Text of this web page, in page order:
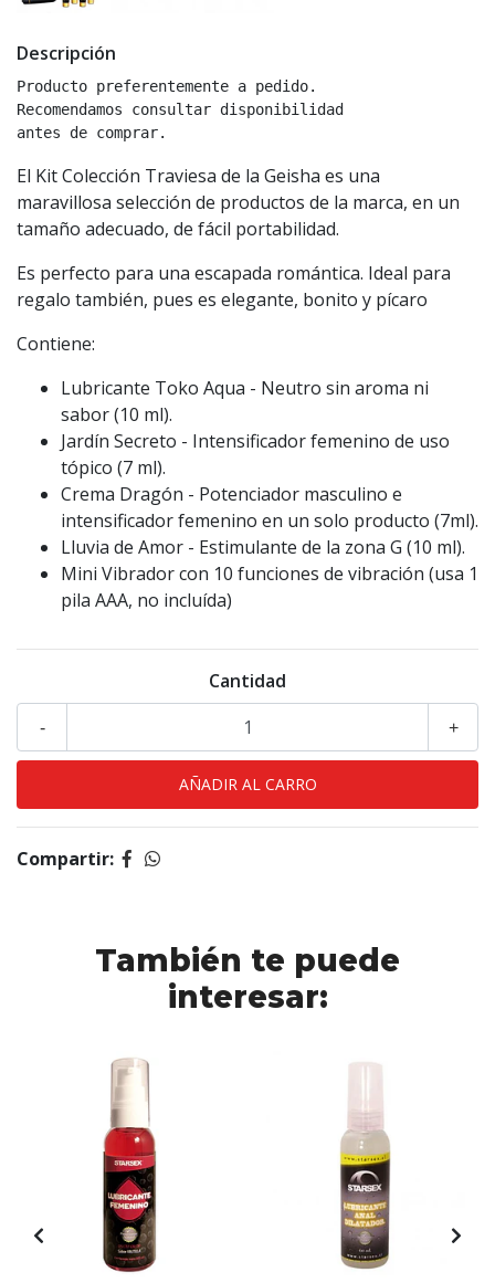
Descripción
Producto preferentemente a pedido.
Recomendamos consultar disponibilidad
antes de comprar.
El Kit Colección Traviesa de la Geisha es una
maravillosa selección de productos de la marca, en un
tamaño adecuado, de fácil portabilidad.
Es perfecto para una escapada romántica. Ideal para
regalo también, pues es elegante, bonito y pícaro
Contiene:
Lubricante Toko Aqua - Neutro sin aroma ni
sabor (10 ml).
Jardín Secreto - Intensificador femenino de uso
tópico (7 ml).
Crema Dragón - Potenciador masculino e
intensificador femenino en un solo producto (7ml).
Lluvia de Amor - Estimulante de la zona G (10 ml).
Mini Vibrador con 10 funciones de vibración (usa 1
pila AAA, no incluída)
Cantidad
+
-
Compartir:
También te puede
interesar: